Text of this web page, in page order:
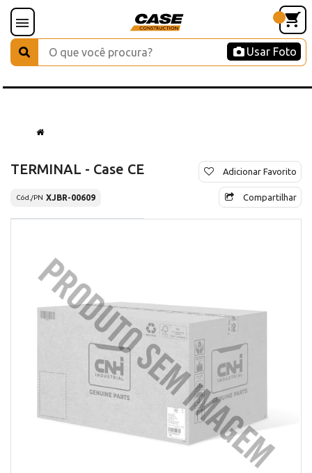
Usar Foto
TERMINAL - Case CE
Cód./PN XJBR-00609
Adicionar Favorito
Compartilhar